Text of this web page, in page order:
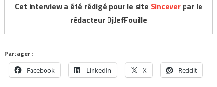
Cet interview a été rédigé pour le site Sinceverpar le
rédacteur DjJefFouille
Partager :
Facebook LinkedIn X Reddit